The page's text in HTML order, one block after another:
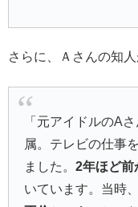
さらに、Ａさんの知
「元アイドルのA
属。テレビの仕事
ました。2年ほど前
いています。当時